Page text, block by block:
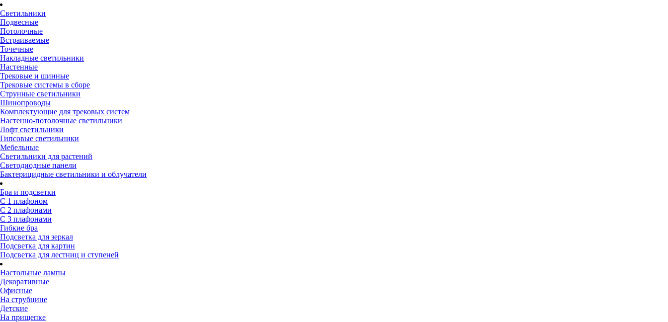
Светильники
Подвесные
Потолочные
Встраиваемые
Точечные
Накладные светильники
Настенные
Трековые и шинные
Трековые системы в сборе
Струнные светильники
Шинопроводы
Комплектующие для трековых систем
Настенно-потолочные светильники
Лофт светильники
Гипсовые светильники
Мебельные
Светильники для растений
Светодиодные панели
Бактерицидные светильники и облучатели
Бра и подсветки
С 1 плафоном
С 2 плафонами
С 3 плафонами
Гибкие бра
Подсветка для зеркал
Подсветка для картин
Подсветка для лестниц и ступеней
Настольные лампы
Декоративные
Офисные
На струбцине
Детские
На прищепке